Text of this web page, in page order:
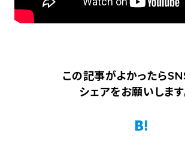
この記事がよかったら
シェアをお願いします
Twitter
Facebook
はてなブ